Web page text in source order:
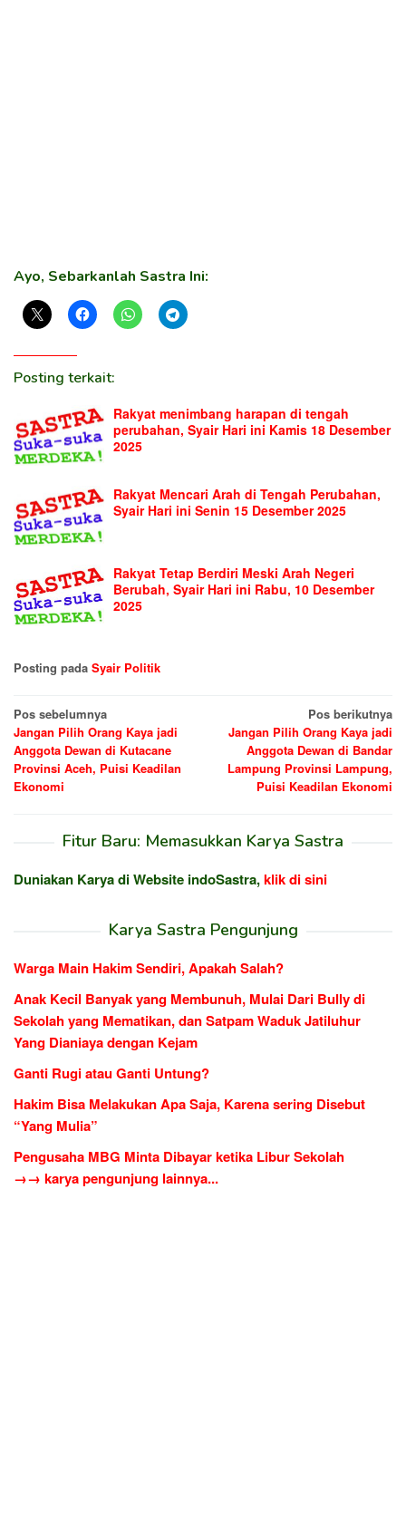
Ayo, Sebarkanlah Sastra Ini:
Posting terkait:
Rakyat menimbang harapan di tengah
perubahan, Syair Hari ini Kamis 18 Desember
2025
Rakyat Mencari Arah di Tengah Perubahan,
Syair Hari ini Senin 15 Desember 2025
Rakyat Tetap Berdiri Meski Arah Negeri
Berubah, Syair Hari ini Rabu, 10 Desember
2025
Posting pada Syair Politik
Navigasi
pos
Pos sebelumnya
Jangan Pilih Orang Kaya jadi
Anggota Dewan di Kutacane
Provinsi Aceh, Puisi Keadilan
Ekonomi
Pos berikutnya
Jangan Pilih Orang Kaya jadi
Anggota Dewan di Bandar
Lampung Provinsi Lampung,
Puisi Keadilan Ekonomi
Fitur Baru: Memasukkan Karya Sastra
Duniakan Karya di Website indoSastra,klik di sini
Karya Sastra Pengunjung
Warga Main Hakim Sendiri, Apakah Salah?
Anak Kecil Banyak yang Membunuh, Mulai Dari Bully di
Sekolah yang Mematikan, dan Satpam Waduk Jatiluhur
Yang Dianiaya dengan Kejam
Ganti Rugi atau Ganti Untung?
Hakim Bisa Melakukan Apa Saja, Karena sering Disebut
“Yang Mulia”
Pengusaha MBG Minta Dibayar ketika Libur Sekolah
→→ karya pengunjung lainnya...